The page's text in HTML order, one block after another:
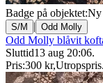
Badge på objektet:Ny
S/M | Odd Molly
Odd Molly blåvit
Sluttid13 aug 20:06.
Pris:300 kr,Utropspris.